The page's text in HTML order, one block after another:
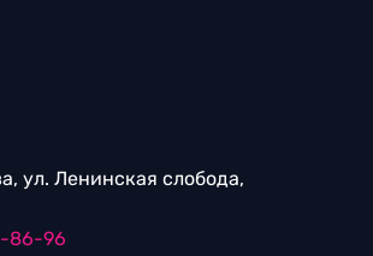
ул. Ленинская слобода,
86-96